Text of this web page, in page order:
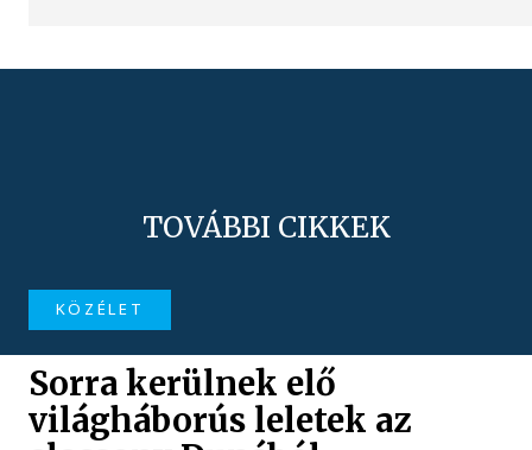
TOVÁBBI CIKKEK
KÖZÉLET
Sorra kerülnek elő
világháborús leletek az